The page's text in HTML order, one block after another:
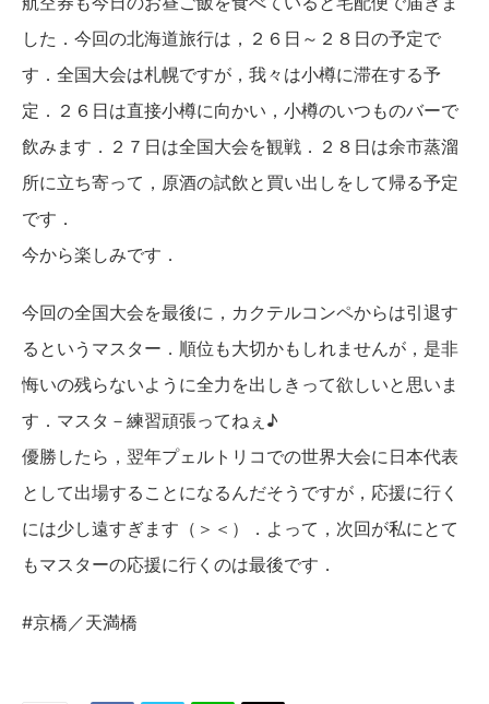
した．今回の北海道旅行は，２６日～２８日の予定で
す．全国大会は札幌ですが，我々は小樽に滞在する予
定．２６日は直接小樽に向かい，小樽のいつものバーで
飲みます．２７日は全国大会を観戦．２８日は余市蒸溜
所に立ち寄って，原酒の試飲と買い出しをして帰る予定
です．
今から楽しみです．
今回の全国大会を最後に，カクテルコンペからは引退す
るというマスター．順位も大切かもしれませんが，是非
悔いの残らないように全力を出しきって欲しいと思いま
す．マスタ－練習頑張ってねぇ♪
優勝したら，翌年プェルトリコでの世界大会に日本代表
として出場することになるんだそうですが，応援に行く
には少し遠すぎます（＞＜）．よって，次回が私にとて
もマスターの応援に行くのは最後です．
#京橋／天満橋